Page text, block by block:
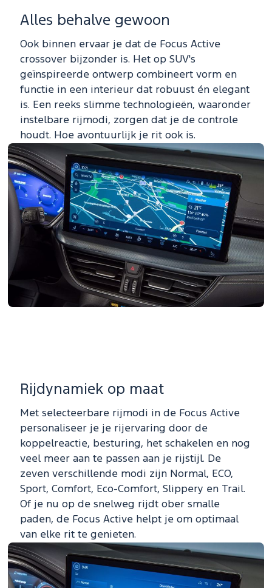
Alles behalve gewoon
Ook binnen ervaar je dat de Focus Active
crossover bijzonder is. Het op SUV's
geïnspireerde ontwerp combineert vorm en
functie in een interieur dat robuust én elegant
is. Een reeks slimme technologieën, waaronder
instelbare rijmodi, zorgen dat je de controle
houdt. Hoe avontuurlijk je rit ook is.
Rijdynamiek op maat
Met selecteerbare rijmodi in de Focus Active
personaliseer je je rijervaring door de
koppelreactie, besturing, het schakelen en nog
veel meer aan te passen aan je rijstijl. De
zeven verschillende modi zijn Normal, ECO,
Sport, Comfort, Eco-Comfort, Slippery en Trail.
Of je nu op de snelweg rijdt ober smalle
paden, de Focus Active helpt je om optimaal
van elke rit te genieten.